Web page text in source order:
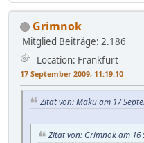
Grimnok
Mitglied Beiträge: 2.186
Location: Frankfurt
17 September 2009, 11:19:10
Zitat von: Maku am 17
Zitat von: Grimnok am 16